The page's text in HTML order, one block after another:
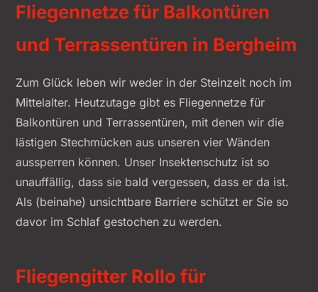
Fliegennetze für Balkontüren
und Terrassentüren in Bergheim
Zum Glück leben wir weder in der Steinzeit noch im
Mittelalter. Heutzutage gibt es Fliegennetze für
Balkontüren und Terrassentüren, mit denen wir die
lästigen Stechmücken aus unseren vier Wänden
aussperren können. Unser Insektenschutz ist so
unauffällig, dass sie bald vergessen, dass er da ist.
Als (beinahe) unsichtbare Barriere schützt er Sie so
davor im Schlaf gestochen zu werden.
Fliegengitter Rollo für